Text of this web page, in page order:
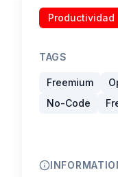
Productividad
TAGS
Freemium
No-Code